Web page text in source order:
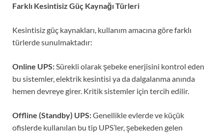
Farklı Kesintisiz Güç Kaynağı Türleri
Kesintisiz güç kaynakları, kullanım amacına göre farklı
türlerde sunulmaktadır:
Online UPS:Sürekli olarak şebeke enerjisini kontrol eden
bu sistemler, elektrik kesintisi ya da dalgalanma anında
hemen devreye girer. Kritik sistemler için tercih edilir.
Offline (Standby) UPS:Genellikle evlerde ve küçük
ofislerde kullanılan bu tip UPS’ler, şebekeden gelen